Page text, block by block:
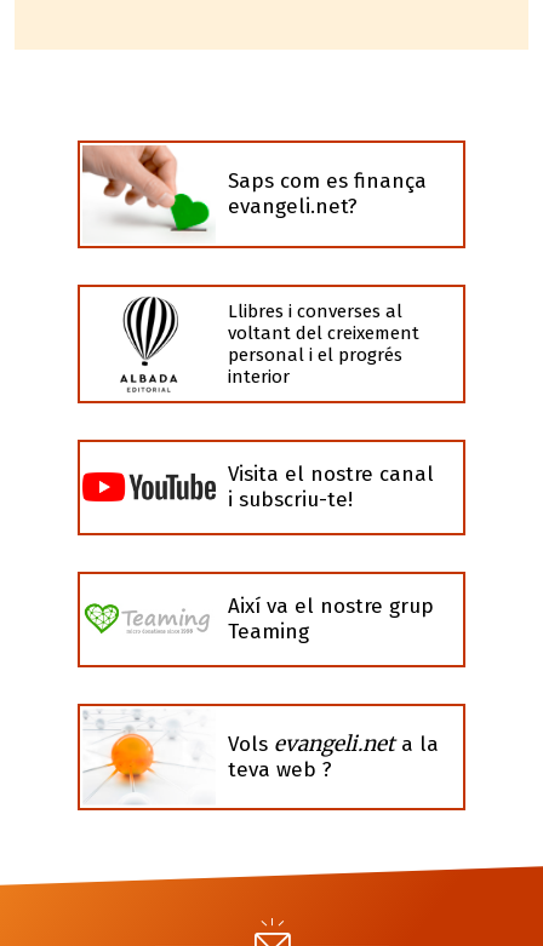
Saps com es finança
evangeli.net?
Llibres i converses al
voltant del creixement
personal i el progrés
interior
Visita el nostre canal
i subscriu-te!
Així va el nostre grup
Teaming
Vols evangeli.neta la
teva web ?